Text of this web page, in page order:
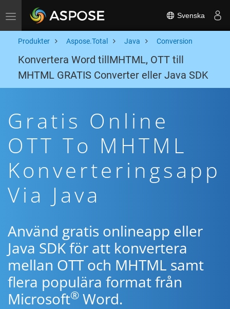
Toggle navigation Svenska
Produkter Aspose.Total Java Conversion
Konvertera Word tillMHTML, OTT till
MHTML GRATIS Converter eller Java SDK
Gratis Online
OTT To MHTML
Konverteringsapp
Via Java
Använd gratis onlineapp eller
Java SDK för att konvertera
mellan OTT och MHTML samt
flera populära format från
Microsoft® Word.